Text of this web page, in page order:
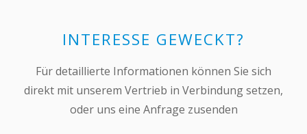
INTERESSE GEWECKT?
Für detaillierte Informationen können Sie sich
direkt mit unserem Vertrieb in Verbindung setzen,
oder uns eine Anfrage zusenden